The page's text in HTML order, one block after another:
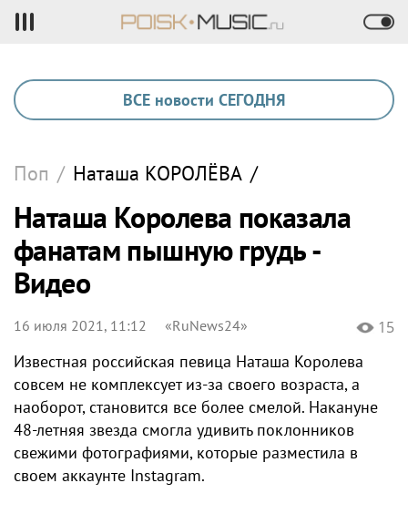
ВСЕ новости СЕГОДНЯ
Поп / Наташа КОРОЛЁВА /
Наташа Королева показала
фанатам пышную грудь -
Видео
16 июля 2021, 11:12 «RuNews24» 15
Известная российская певица Наташа Королева
совсем не комплексует из-за своего возраста, а
наоборот, становится все более смелой. Накануне
48-летняя звезда смогла удивить поклонников
свежими фотографиями, которые разместила в
своем аккаунте Instagram.